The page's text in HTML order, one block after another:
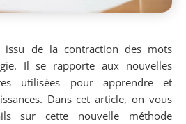
de la contraction des mots
Il se rapporte aux nouvelles
utilisées pour apprendre et
Dans cet article, on vous
sur cette nouvelle méthode